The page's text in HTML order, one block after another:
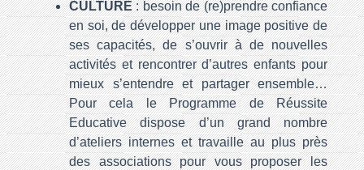
CULTURE: besoin de (re)prendre confiance
en soi, de développer une image positive de
ses capacités, de s’ouvrir à de nouvelles
activités et rencontrer d’autres enfants pour
mieux s’entendre et partager ensemble…
Pour cela le Programme de Réussite
Educative dispose d’un grand nombre
d’ateliers internes et travaille au plus près
des associations pour vous proposer les